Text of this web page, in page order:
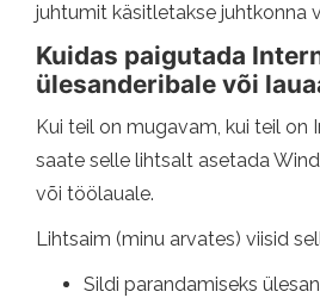
juhtumit käsitletakse juhtkonna
Kuidas paigutada
ülesanderibale või
Kui teil on mugavam, kui teil on
saate selle lihtsalt asetada
või töölauale.
Lihtsaim (minu arvates) viisid
Sildi parandamiseks